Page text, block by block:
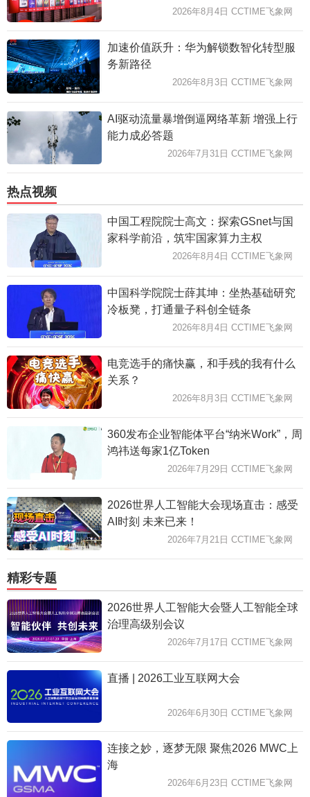
2026年8月4日 CCTIME飞象网
加速价值跃升：华为解锁数智化转型服
务新路径
2026年8月3日 CCTIME飞象网
AI驱动流量暴增倒逼网络革新 增强上行
能力成必答题
2026年7月31日 CCTIME飞象网
热点视频
中国工程院院士高文：探索GSnet与国
家科学前沿，筑牢国家算力主权
2026年8月4日 CCTIME飞象网
中国科学院院士薛其坤：坐热基础研究
冷板凳，打通量子科创全链条
2026年8月4日 CCTIME飞象网
电竞选手的痛快赢，和手残的我有什么
关系？
2026年8月3日 CCTIME飞象网
360发布企业智能体平台“纳米Work”，周
鸿祎送每家1亿Token
2026年7月29日 CCTIME飞象网
2026世界人工智能大会现场直击：感受
AI时刻 未来已来！
2026年7月21日 CCTIME飞象网
精彩专题
2026世界人工智能大会暨人工智能全球
治理高级别会议
2026年7月17日 CCTIME飞象网
直播 | 2026工业互联网大会
2026年6月30日 CCTIME飞象网
连接之妙，逐梦无限 聚焦2026 MWC上
海
2026年6月23日 CCTIME飞象网